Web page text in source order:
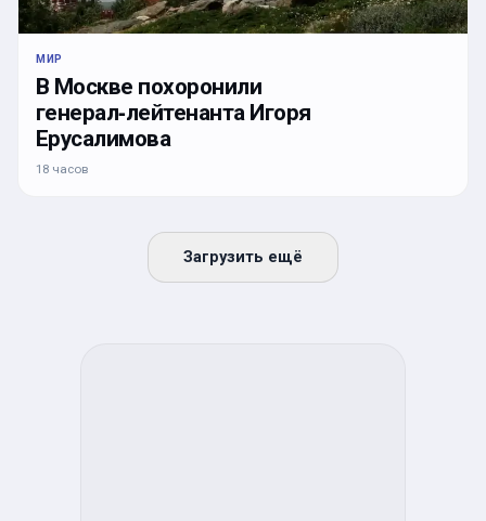
МИР
В Москве похоронили
генерал‑лейтенанта Игоря
Ерусалимова
18 часов
Загрузить ещё